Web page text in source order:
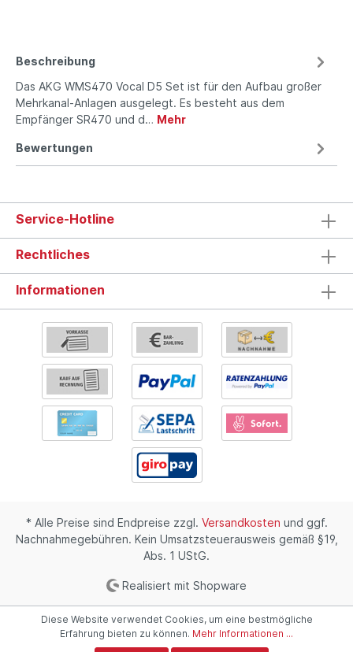
Beschreibung
Das AKG WMS470 Vocal D5 Set ist für den Aufbau großer
Mehr­kanal-Anlagen ausgelegt. Es besteht aus dem
Empfänger SR470 und d… Mehr
Bewertungen
Service-Hotline
Rechtliches
Informationen
* Alle Preise sind Endpreise zzgl. Versandkosten und ggf.
Nachnahmegebühren. Kein Umsatzsteuerausweis gemäß §19,
Abs. 1 UStG.
Realisiert mit Shopware
Diese Website verwendet Cookies, um eine bestmögliche
Erfahrung bieten zu können. Mehr Informationen ...